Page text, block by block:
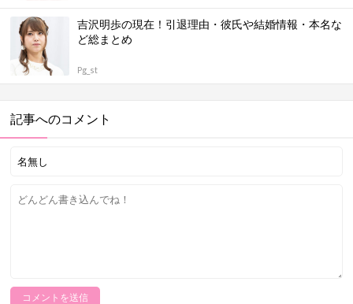
吉沢明歩の現在！引退理由・彼氏や結婚情報・本名な
ど総まとめ
Pg_st
記事へのコメント